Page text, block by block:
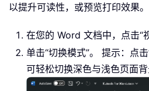
以提升可读性，或预览打印效果。
在您的 Word 文档中，点击“
单击“切换模式”。
提示：点
可轻松切换深色与浅色页面背